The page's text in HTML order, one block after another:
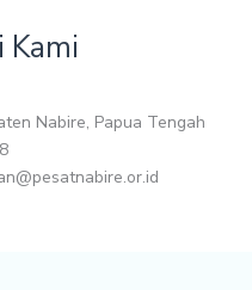
Kami
Nabire, Papua Tengah